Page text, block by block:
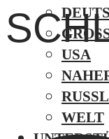
USA
WELT